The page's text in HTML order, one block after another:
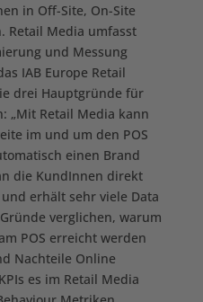
in Off-Site, On-Site
Retail Media umfasst
und Messung
IAB Europe Retail
drei Hauptgründe für
„Mit Retail Media kann
im und um den POS
einen Brand
die KundInnen direkt
erhält sehr viele Data
verglichen, warum
POS erreicht werden
Nachteile Online
es im Retail Media